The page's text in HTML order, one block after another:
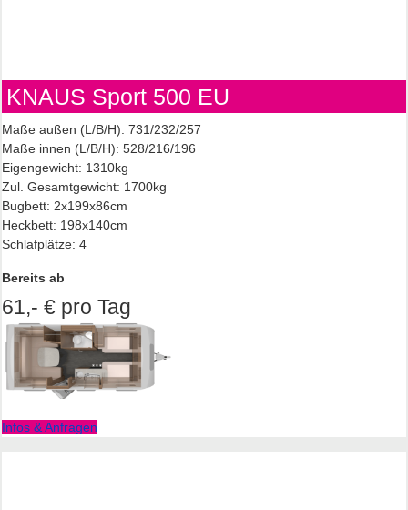
KNAUS Sport 500 EU
Maße außen (L/B/H): 731/232/257
Maße innen (L/B/H): 528/216/196
Eigengewicht: 1310kg
Zul. Gesamtgewicht: 1700kg
Bugbett: 2x199x86cm
Heckbett: 198x140cm
Schlafplätze: 4
Bereits ab
61,- € pro Tag
Infos & Anfragen